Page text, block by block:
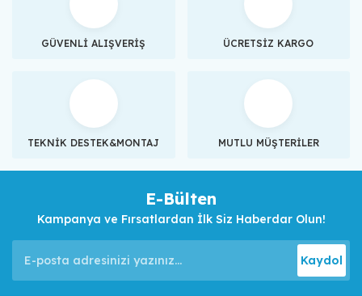
GÜVENLİ ALIŞVERİŞ ÜCRETSİZ KARGO
TEKNİK DESTEK&MONTAJ MUTLU MÜŞTERİLER
E-Bülten
Kampanya ve Fırsatlardan İlk Siz Haberdar Olun!
Kaydol